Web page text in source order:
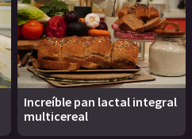
Increíble pan lactal integral
multicereal